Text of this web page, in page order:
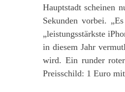
Hauptstadt scheinen
Sekunden vorbei.
„leistungsstärkste
in diesem Jahr
wird. Ein runder
Preisschild: 1 Euro